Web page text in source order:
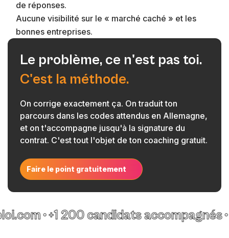
de réponses.
Aucune visibilité sur le « marché caché » et les
bonnes entreprises.
Le problème, ce n'est pas toi.
C'est la méthode.
On corrige exactement ça. On traduit ton
parcours dans les codes attendus en Allemagne,
et on t'accompagne jusqu'à la signature du
contrat. C'est tout l'objet de ton coaching gratuit.
Faire le point gratuitement
•+1 200 candidats accompagnés•4,8/5